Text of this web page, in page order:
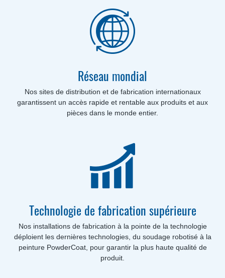
Réseau mondial
Nos sites de distribution et de fabrication internationaux
garantissent un accès rapide et rentable aux produits et aux
pièces dans le monde entier.
Technologie de fabrication supérieure
Nos installations de fabrication à la pointe de la technologie
déploient les dernières technologies, du soudage robotisé à la
peinture PowderCoat, pour garantir la plus haute qualité de
produit.